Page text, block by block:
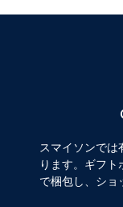
スマイソンでは
ります。ギフ
で梱包し、ショ